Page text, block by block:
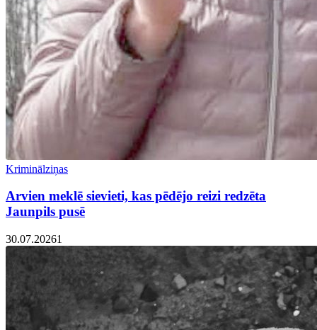
Kriminālziņas
Arvien meklē sievieti, kas pēdējo reizi redzēta
Jaunpils pusē
30.07.20261